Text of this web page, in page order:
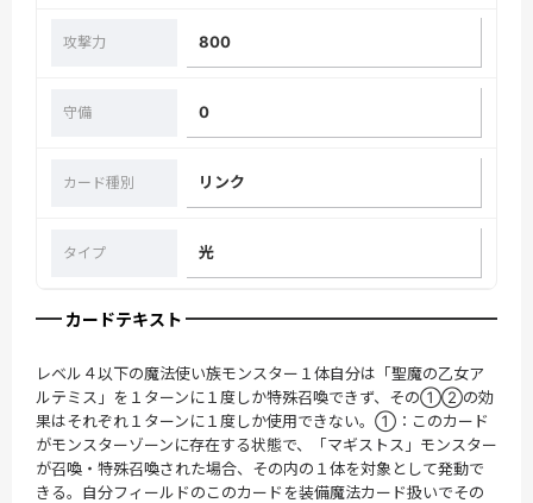
攻撃力 800
守備 0
カード種別 リンク
タイプ 光
カードテキスト
レベル４以下の魔法使い族モンスター１体自分は「聖魔の乙女ア
ルテミス」を１ターンに１度しか特殊召喚できず、その①②の効
果はそれぞれ１ターンに１度しか使用できない。①：このカード
がモンスターゾーンに存在する状態で、「マギストス」モンスター
が召喚・特殊召喚された場合、その内の１体を対象として発動で
きる。自分フィールドのこのカードを装備魔法カード扱いでその